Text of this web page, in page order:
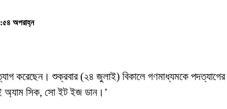
অপরাহ্ন
করেছেন। শুক্রবার (২৪ জুলাই) বিকালে গণমাধ্যমকে
অ্যাম সিক, সো ইট ইজ ডান।’